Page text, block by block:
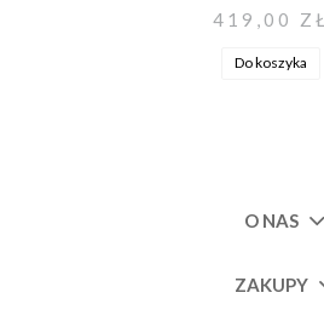
419,00 ZŁ
Do koszyka
O NAS
ZAKUPY